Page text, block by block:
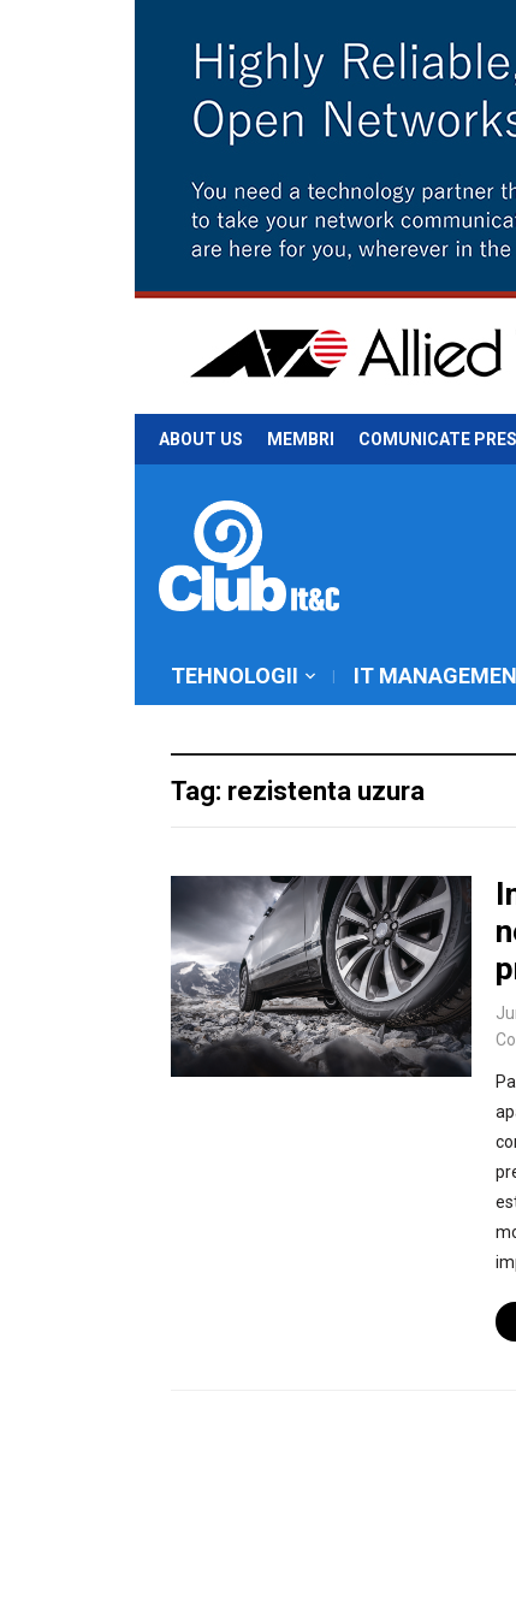
ABOUT US MEMBRI COMUNICATE
TEHNOLOGII IT
Tag: rezistenta uzura